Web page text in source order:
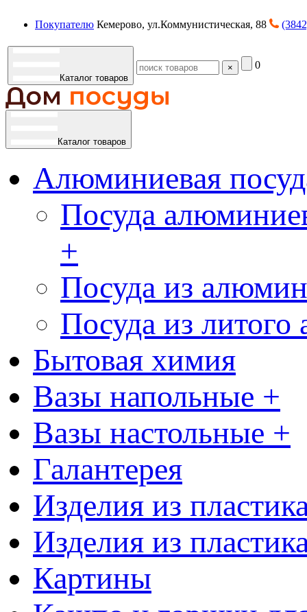
Покупателю Кемерово, ул.Коммунистическая, 88
Каталог товаров
× 0
Каталог товаров
Алюминиевая
Посуда
+
Посуда из
Посуда из
Бытовая химия
Вазы напольные +
Вазы настольные +
Галантерея
Изделия из
Изделия из
Картины